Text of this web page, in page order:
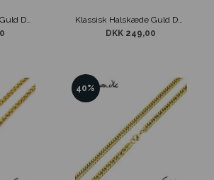
Klassisk Halskæde Guld Design 5mm
Klassisk Halskæde Guld Design 7mm
DKK 249,00
40%